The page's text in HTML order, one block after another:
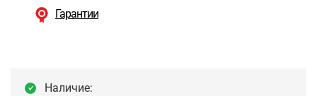
Гарантии
Наличие: